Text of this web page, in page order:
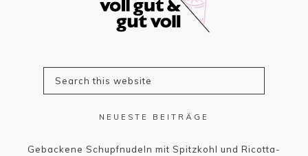
NEUESTE BEITRÄGE
Gebackene Schupfnudeln mit Spitzkohl und Ricotta-